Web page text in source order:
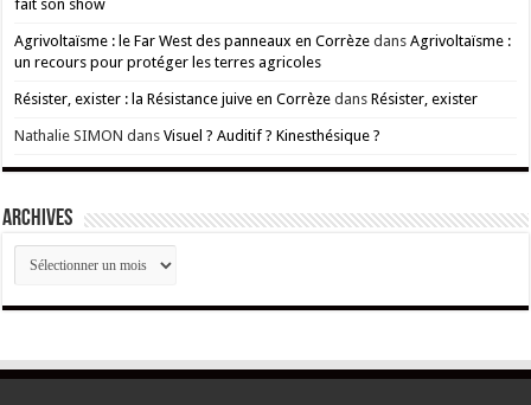
fait son show
Agrivoltaïsme : le Far West des panneaux en Corrèze dansAgrivoltaïsme :
un recours pour protéger les terres agricoles
Résister, exister : la Résistance juive en Corrèze dansRésister, exister
Nathalie SIMON dansVisuel ? Auditif ? Kinesthésique ?
ARCHIVES
ARCHIVES